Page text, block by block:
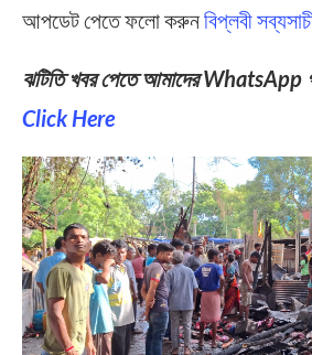
আপডেট পেতে ফলো করুনবিপ্লবী
ঝটিতি খবর পেতে আমাদের
Click Here